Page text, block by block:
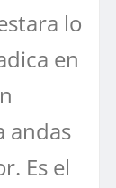
lo
en
andas
Es el